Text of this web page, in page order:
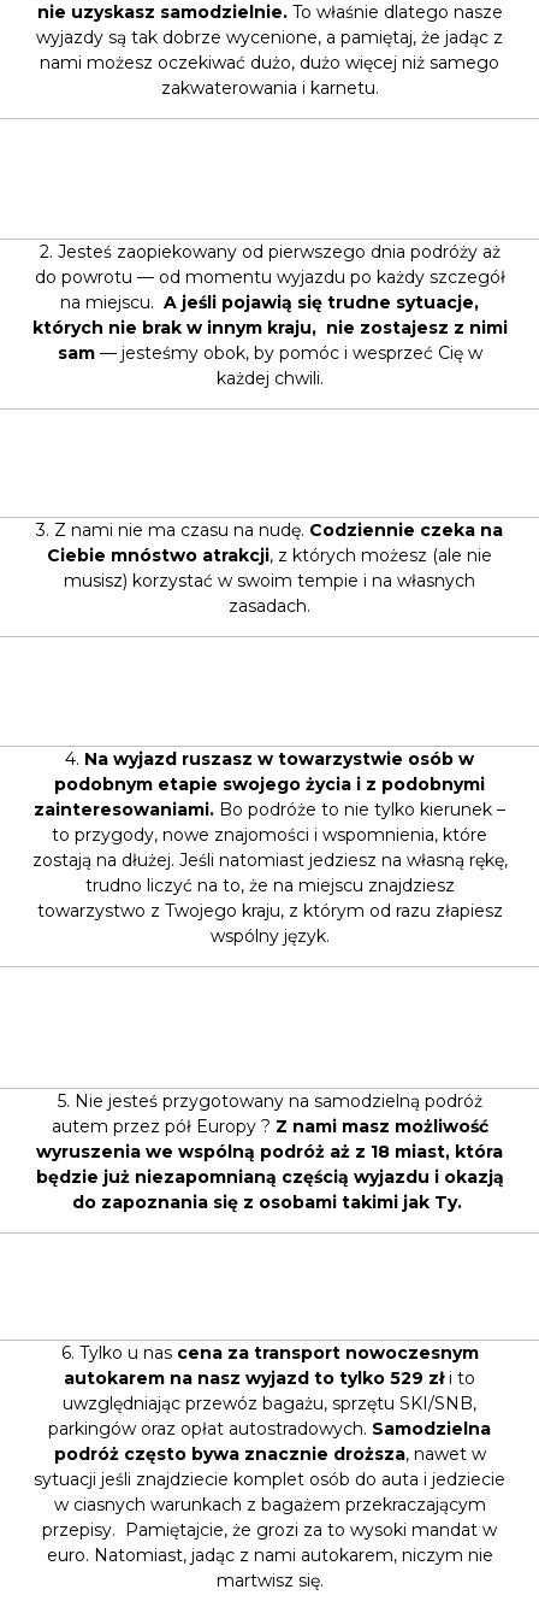
nie uzyskasz samodzielnie. To właśnie dlatego nasze
wyjazdy są tak dobrze wycenione, a pamiętaj, że jadąc z
nami możesz oczekiwać dużo, dużo więcej niż samego
zakwaterowania i karnetu.
2. Jesteś zaopiekowany od pierwszego dnia podróży aż
do powrotu — od momentu wyjazdu po każdy szczegół
na miejscu. A jeśli pojawią się trudne sytuacje,
których nie brak w innym kraju, nie zostajesz z nimi
sam— jesteśmy obok, by pomóc i wesprzeć Cię w
każdej chwili.
3. Z nami nie ma czasu na nudę. Codziennie czeka na
Ciebie mnóstwo atrakcji, z których możesz (ale nie
musisz) korzystać w swoim tempie i na własnych
zasadach.
4. Na wyjazd ruszasz w towarzystwie osób w
podobnym etapie swojego życia i z podobnymi
zainteresowaniami. Bo podróże to nie tylko kierunek –
to przygody, nowe znajomości i wspomnienia, które
zostają na dłużej. Jeśli natomiast jedziesz na własną rękę,
trudno liczyć na to, że na miejscu znajdziesz
towarzystwo z Twojego kraju, z którym od razu złapiesz
wspólny język.
5. Nie jesteś przygotowany na samodzielną podróż
autem przez pół Europy ? Z nami masz możliwość
wyruszenia we wspólną podróż aż z 18 miast, która
będzie już niezapomnianą częścią wyjazdu i okazją
do zapoznania się z osobami takimi jak Ty.
6. Tylko u nas cena za transport nowoczesnym
autokarem na nasz wyjazd to tylko 529 złi to
uwzględniając przewóz bagażu, sprzętu SKI/SNB,
parkingów oraz opłat autostradowych. Samodzielna
podróż często bywa znacznie droższa, nawet w
sytuacji jeśli znajdziecie komplet osób do auta i jedziecie
w ciasnych warunkach z bagażem przekraczającym
przepisy. Pamiętajcie, że grozi za to wysoki mandat w
euro. Natomiast, jadąc z nami autokarem, niczym nie
martwisz się.